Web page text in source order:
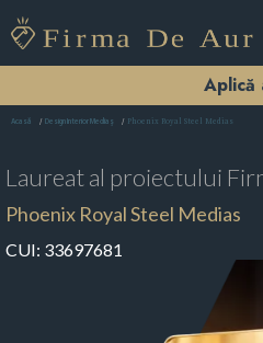
Aplică
Acasă Design Interior Mediaş Phoenix Royal Steel Medias
Laureat al proiectului
Phoenix Royal Steel Medias
CUI: 33697681